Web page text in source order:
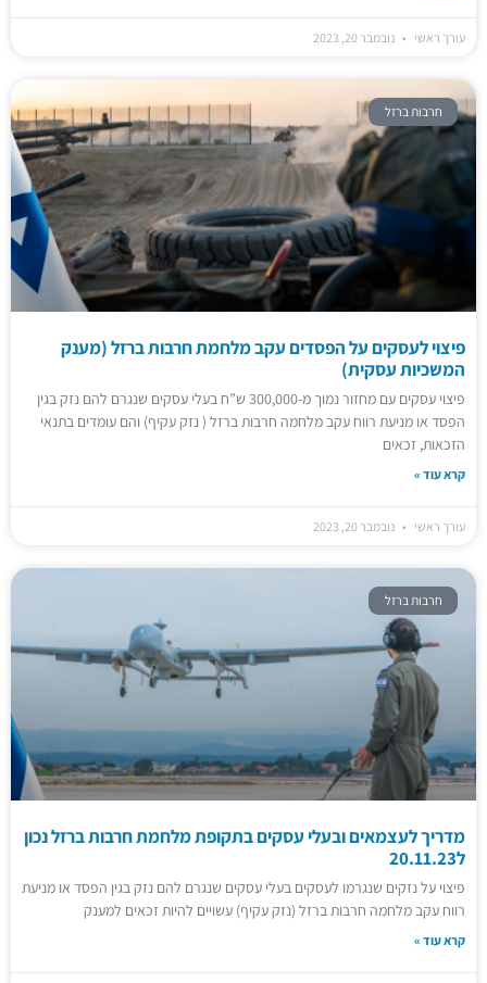
עורך ראשי נובמבר 20, 2023
חרבות ברזל
פיצוי לעסקים על הפסדים עקב מלחמת חרבות ברזל (מענק
המשכיות עסקית)
פיצוי עסקים עם מחזור נמוך מ-300,000 ש”ח בעלי עסקים שנגרם להם נזק בגין
הפסד או מניעת רווח עקב מלחמה חרבות ברזל ( נזק עקיף) והם עומדים בתנאי
הזכאות, זכאים
קרא עוד »
עורך ראשי נובמבר 20, 2023
חרבות ברזל
מדריך לעצמאים ובעלי עסקים בתקופת מלחמת חרבות ברזל נכון
ל20.11.23
פיצוי על נזקים שנגרמו לעסקים בעלי עסקים שנגרם להם נזק בגין הפסד או מניעת
רווח עקב מלחמה חרבות ברזל (נזק עקיף) עשויים להיות זכאים למענק
קרא עוד »